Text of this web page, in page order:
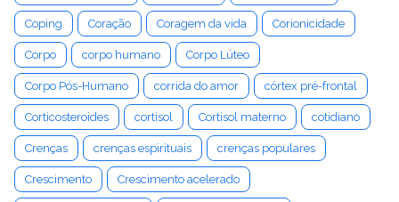
Coping Coração Coragem da vida Corionicidade
Corpo corpo humano Corpo Lúteo
Corpo Pós-Humano corrida do amor córtex pré-frontal
Corticosteroides cortisol Cortisol materno cotidiano
Crenças crenças espirituais crenças populares
Crescimento Crescimento acelerado